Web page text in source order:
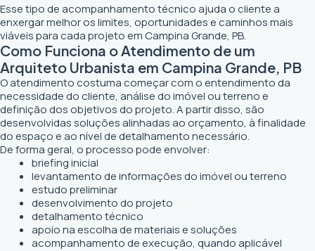
Esse tipo de acompanhamento técnico ajuda o cliente a
enxergar melhor os limites, oportunidades e caminhos mais
viáveis para cada projeto em Campina Grande, PB.
Como Funciona o Atendimento de um
Arquiteto Urbanista em Campina Grande, PB
O atendimento costuma começar com o entendimento da
necessidade do cliente, análise do imóvel ou terreno e
definição dos objetivos do projeto. A partir disso, são
desenvolvidas soluções alinhadas ao orçamento, à finalidade
do espaço e ao nível de detalhamento necessário.
De forma geral, o processo pode envolver:
briefing inicial
levantamento de informações do imóvel ou terreno
estudo preliminar
desenvolvimento do projeto
detalhamento técnico
apoio na escolha de materiais e soluções
acompanhamento de execução, quando aplicável